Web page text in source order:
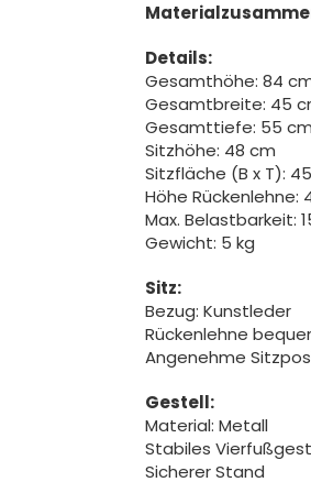
Details:
Gesamthöhe: 84
Gesamtbreite: 45
Gesamttiefe: 55 cm
Sitzhöhe: 48 cm
Sitzfläche (B x T):
Höhe Rückenlehne:
Max. Belastbarkeit:
Gewicht: 5 kg
Sitz:
Bezug: Kunstleder
Rückenlehne
Angenehme
Gestell:
Material: Metall
Stabiles
Sicherer Stand